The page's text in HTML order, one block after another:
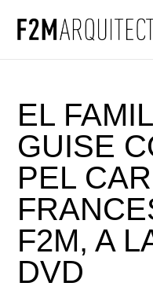
EL
GUISE
PEL
F2M, A
DVD